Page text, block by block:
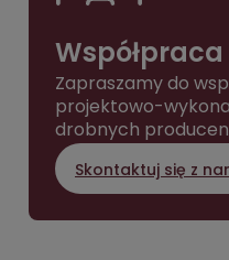
Zapraszamy do
projektowo-
drobnych
Skontaktuj się z